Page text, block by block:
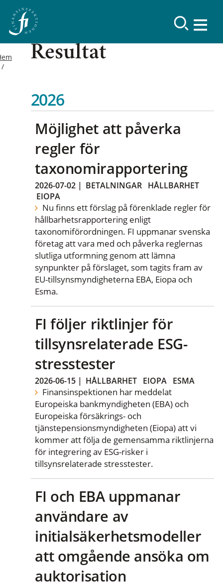
Resultat
2026
Möjlighet att påverka
regler för
taxonomirapportering
2026-07-02 | BETALNINGAR HÅLLBARHET
EIOPA
Nu finns ett förslag på förenklade regler för
hållbarhetsrapportering enligt
taxonomiförordningen. FI uppmanar svenska
företag att vara med och påverka reglernas
slutliga utformning genom att lämna
synpunkter på förslaget, som tagits fram av
EU-tillsynsmyndigheterna EBA, Eiopa och
Esma.
FI följer riktlinjer för
tillsynsrelaterade ESG-
stresstester
2026-06-15 | HÅLLBARHET EIOPA ESMA
Finansinspektionen har meddelat
Europeiska bankmyndigheten (EBA) och
Europeiska försäkrings- och
tjänstepensionsmyndigheten (Eiopa) att vi
kommer att följa de gemensamma riktlinjerna
för integrering av ESG-risker i
tillsynsrelaterade stresstester.
FI och EBA uppmanar
användare av
initialsäkerhetsmodeller
att omgående ansöka om
auktorisation